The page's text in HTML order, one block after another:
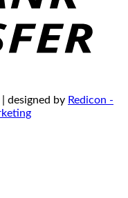
| designed by Redicon -